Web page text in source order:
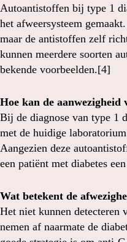
Autoantistoffen bij type 1
het afweersysteem
maar de antistoffen zelf
kunnen meerdere soorten
bekende voorbeelden.[4]
Hoe kan de aanwezigheid
Bij de diagnose van type 1
met de huidige
Aangezien deze
een patiënt met diabetes
Wat betekent de
Het niet kunnen detecteren
nemen af naarmate de